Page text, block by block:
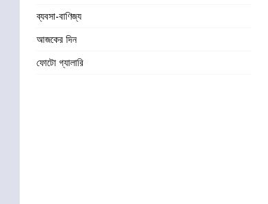
ব্যবসা-বাণিজ্য
আজকের দিন
ফোটো গ্যালারি